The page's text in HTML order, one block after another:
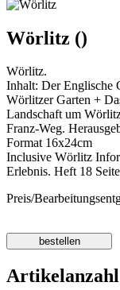
Wörlitz ()
Wörlitz.
Inhalt: Der Englische
Wörlitzer Garten +
Landschaft um
Franz-Weg.
Format 16x24cm
Inclusive Wörlitz
Erlebnis. Heft 18
Preis/